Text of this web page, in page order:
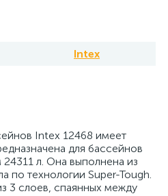
Intex
Intex 12468 имеет
для бассейнов
л. Она выполнена из
по технологии Super-Tough.
3 слоев, спаянных между